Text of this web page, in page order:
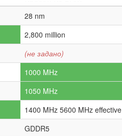
28 nm
2,800 million
(не задано)
1000 MHz
1050 MHz
1400 MHz 5600 MHz effective
GDDR5